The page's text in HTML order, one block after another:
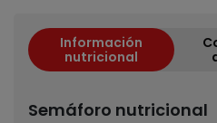
Información
nutricional
Semáforo nutricional